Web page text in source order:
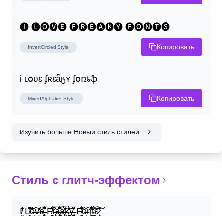
🅘 🅛🅞🅥🅔 🅕🅡🅔🅐🅚🅨 🅕🅞🅝🅣🅢
InvertCircled Style Копировать
ɨ ʟօʋɛ ʄʀɛǟӄʏ ʄօռȶֆ
MixedAlphabet Style Копировать
Изучить больше Новый стиль стилей...
Стиль с глитч-эффектом
I̸̭̍̄̂̐̒̾̔ L̸̘̳̞̋̓̏̍͐͝ô̶̩͠v̴̳̔̈͛e̶̤̹̼̥͋͆̂̅͊̽͂ F̸̱̈̌͋̍̒̽r̶̢̅͒̿͒e̶̤̹̼̥͋͆̂̅͊̽͂a̶̛̜̥̜̣̔̓̉̿̌̃̀̅k̴͈͕̮͉̫̮̣̃̽̈́̔̎y̶̬͓͍͇̰͚͑̿̓͌ F̸̱̈̌͋̍̒̽ô̶̩͠n̵̫͖͛͗̓̏̌͋̏̔̋t̴̘̪̦͌́̍͝s̷̢̛̀̃̆́̽͘͠